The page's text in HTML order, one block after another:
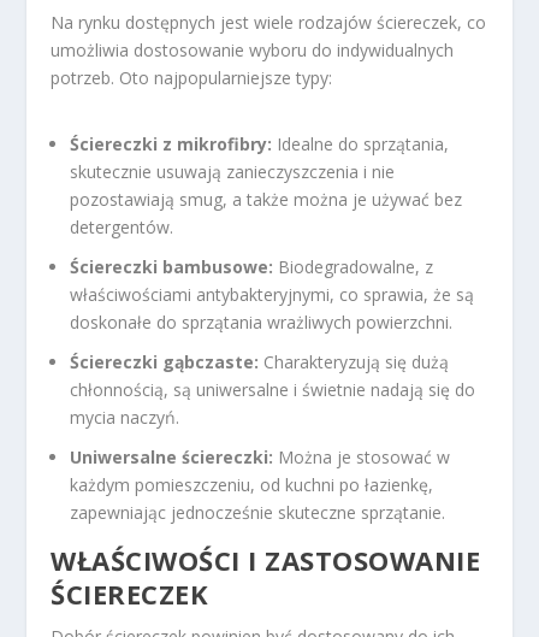
Na rynku dostępnych jest wiele rodzajów ściereczek, co
umożliwia dostosowanie wyboru do indywidualnych
potrzeb. Oto najpopularniejsze typy:
Ściereczki z mikrofibry: Idealne do sprzątania,
skutecznie usuwają zanieczyszczenia i nie
pozostawiają smug, a także można je używać bez
detergentów.
Ściereczki bambusowe: Biodegradowalne, z
właściwościami antybakteryjnymi, co sprawia, że są
doskonałe do sprzątania wrażliwych powierzchni.
Ściereczki gąbczaste: Charakteryzują się dużą
chłonnością, są uniwersalne i świetnie nadają się do
mycia naczyń.
Uniwersalne ściereczki: Można je stosować w
każdym pomieszczeniu, od kuchni po łazienkę,
zapewniając jednocześnie skuteczne sprzątanie.
WŁAŚCIWOŚCI I ZASTOSOWANIE
ŚCIERECZEK